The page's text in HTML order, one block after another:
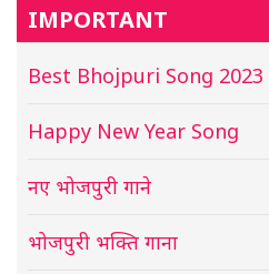
IMPORTANT
Best Bhojpuri Song 2023
Happy New Year Song
नए भोजपुरी गाने
भोजपुरी भक्ति गाना